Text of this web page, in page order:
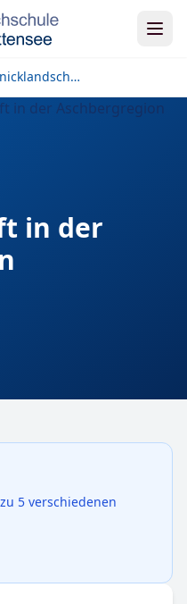
Exkursion: Die Knicklandschaft in der Aschbergregion
in der
5 verschiedenen